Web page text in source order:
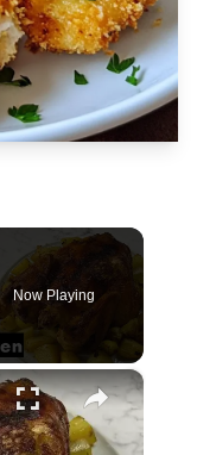
Now Playing
×